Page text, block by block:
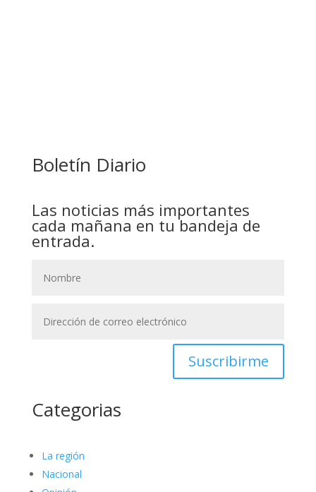
Boletín Diario
Las noticias más importantes
cada mañana en tu bandeja de
entrada.
Suscribirme
Categorias
La región
Nacional